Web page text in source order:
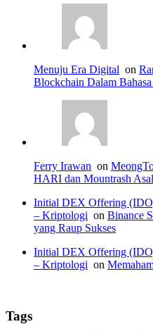
Menuju Era Digital on
Blockchain Dalam
Ferry Irawan on
HARI dan Mountrash
Initial DEX Offering
– Kriptologi on Binance
yang Raup Sukses
Initial DEX Offering
– Kriptologi on
Tags